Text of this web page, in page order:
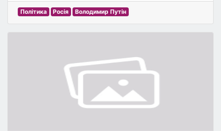
Політика Росія Володимир Путін